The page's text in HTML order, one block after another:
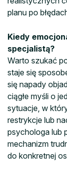
planu po
Kiedy
specjalistą?
Warto szukać
staje się
się napady
ciągłe myśli o
sytuacje, w
restrykcje lub
psychologa lub
mechanizm
do konkretnej